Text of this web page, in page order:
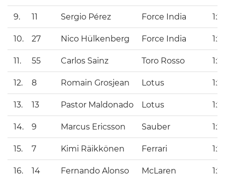
9. 11 Sergio Pérez Force India
10. 27 Nico Hülkenberg Force India
11. 55 Carlos Sainz Toro Rosso
12. 8 Romain Grosjean Lotus
13. 13 Pastor Maldonado Lotus
14. 9 Marcus Ericsson Sauber
15. 7 Kimi Räikkönen Ferrari
16. 14 Fernando Alonso McLaren